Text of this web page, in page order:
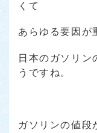
くて
あらゆる要因が
日本のガソリン
うですね。
ガソリンの値段